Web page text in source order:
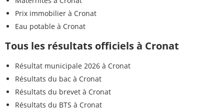
Prix immobilier à Cronat
Eau potable à Cronat
Tous les résultats officiels à Cronat
Résultat municipale 2026 à Cronat
Résultats du bac à Cronat
Résultats du brevet à Cronat
Résultats du BTS à Cronat